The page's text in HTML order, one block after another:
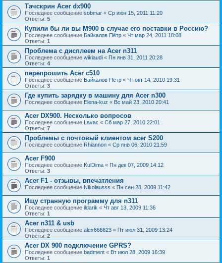
Тачскрин Acer dx900
Последнее сообщение sobmar « Ср июн 15, 2011 11:20
Ответы: 5
Купили бы ли вы М900 в случае его поставки в Россию?
Последнее сообщение Байкалов Пётр « Чт мар 24, 2011 18:08
Ответы: 1
Проблема с дисплеем на Acer n311
Последнее сообщение wikiaudi « Пн янв 31, 2011 20:28
Ответы: 4
перепрошить Acer c510
Последнее сообщение Байкалов Пётр « Чт окт 14, 2010 19:31
Ответы: 3
Где купить зарядку в машину для Acer n300
Последнее сообщение Elena-kuz « Вс май 23, 2010 20:41
Acer DX900. Несколько вопросов
Последнее сообщение Lavac « Сб мар 27, 2010 22:01
Ответы: 7
Проблемы с почтовый клиентом acer S200
Последнее сообщение Rhiannon « Ср янв 06, 2010 21:59
Acer F900
Последнее сообщение KulDima « Пн дек 07, 2009 14:12
Ответы: 3
Acer F1 - отзывы, впечатления
Последнее сообщение Nikolausss « Пн сен 28, 2009 11:42
Ищу странную программу для n311
Последнее сообщение ildarik « Чт авг 13, 2009 11:36
Ответы: 1
Acer n311 & usb
Последнее сообщение alex666623 « Пт июл 31, 2009 13:24
Ответы: 2
Acer DX 900 подключение GPRS?
Последнее сообщение badment « Вт июл 28, 2009 16:39
Ответы: 1